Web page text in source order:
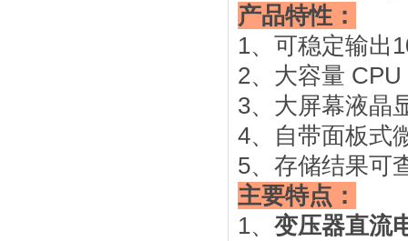
产品特性：
1、可稳定输出
2、大容量
3、大屏幕液晶
4、自带面板式
5、存储结果可
主要特点：
1、 变压器直流